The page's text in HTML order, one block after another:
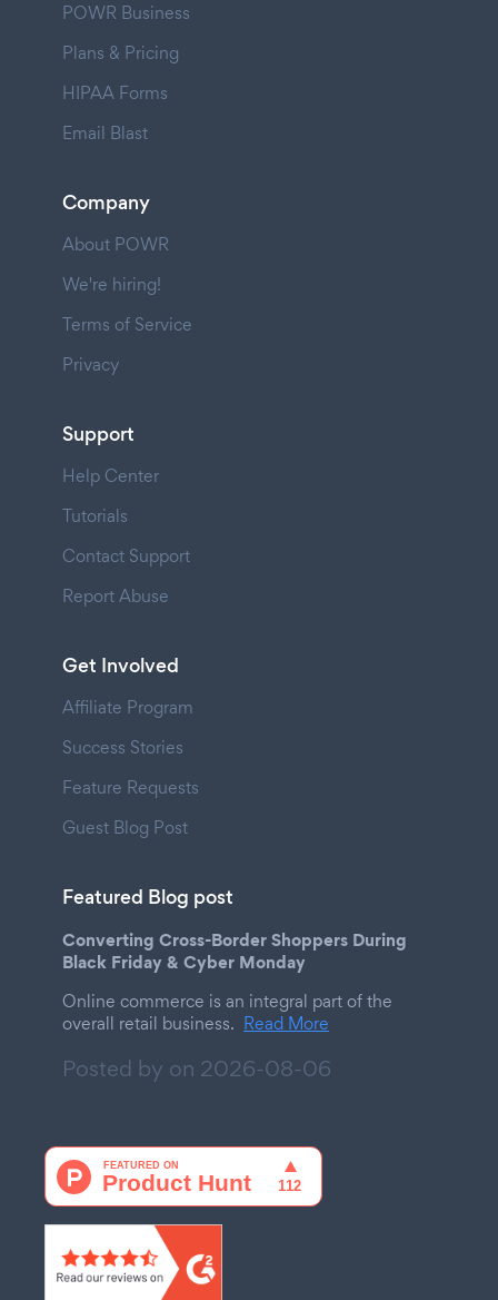
POWR Business
Plans & Pricing
HIPAA Forms
Email Blast
Company
About POWR
We're hiring!
Terms of Service
Privacy
Support
Help Center
Tutorials
Contact Support
Report Abuse
Get Involved
Affiliate Program
Success Stories
Feature Requests
Guest Blog Post
Featured Blog post
Converting Cross-Border Shoppers During
Black Friday & Cyber Monday
Online commerce is an integral part of the
overall retail business. Read More
Posted by on 2026-08-06